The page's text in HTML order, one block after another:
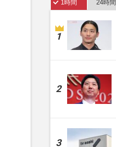
1時間 24時間